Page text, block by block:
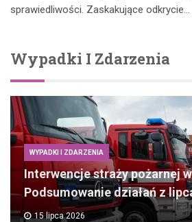
sprawiedliwości. Zaskakujące odkrycie…
Wypadki I Zdarzenia
WYPADKI I ZDARZENIA
Interwencje straży pożarnej
Podsumowanie działań z
15 lipca 2026